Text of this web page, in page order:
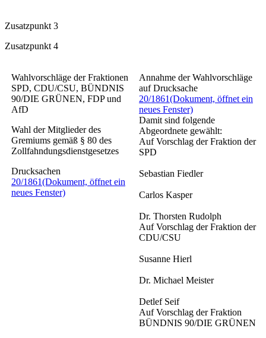
Zusatzpunkt 3
Zusatzpunkt 4
Wahlvorschläge der Fraktionen
SPD, CDU/CSU, BÜNDNIS
90/DIE GRÜNEN, FDP und
AfD
Wahl der Mitglieder des
Gremiums gemäß § 80 des
Zollfahndungsdienstgesetzes
Drucksachen
20/1861(Dokument, öffnet ein
neues Fenster)
Annahme der Wahlvorschläge
auf Drucksache
20/1861(Dokument, öffnet ein
neues Fenster)
Damit sind folgende
Abgeordnete gewählt:
Auf Vorschlag der Fraktion der
SPD
Sebastian Fiedler
Carlos Kasper
Dr. Thorsten Rudolph
Auf Vorschlag der Fraktion der
CDU/CSU
Susanne Hierl
Dr. Michael Meister
Detlef Seif
Auf Vorschlag der Fraktion
BÜNDNIS 90/DIE GRÜNEN